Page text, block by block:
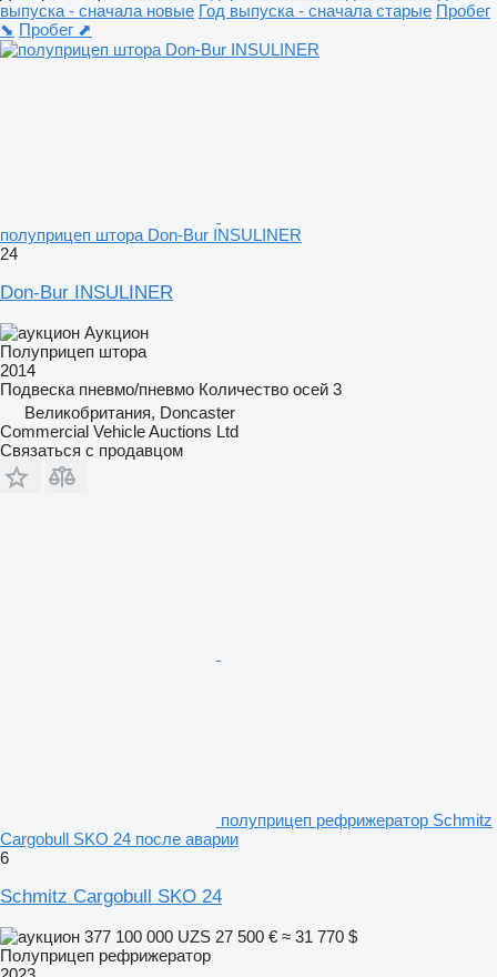
выпуска - сначала новые Год выпуска - сначала старые Пробег
⬊ Пробег ⬈
полуприцеп штора Don-Bur INSULINER
24
Don-Bur INSULINER
Аукцион
Полуприцеп штора
2014
Подвеска пневмо/пневмо Количество осей 3
Великобритания, Doncaster
Commercial Vehicle Auctions Ltd
Связаться с продавцом
полуприцеп рефрижератор Schmitz
Cargobull SKO 24 после аварии
6
Schmitz Cargobull SKO 24
377 100 000 UZS 27 500 € ≈ 31 770 $
Полуприцеп рефрижератор